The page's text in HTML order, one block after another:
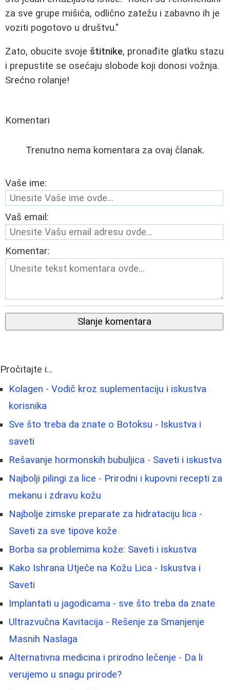
za sve grupe mišića, odlično zatežu i zabavno ih je
voziti pogotovo u društvu."
Zato, obucite svoje štitnike, pronađite glatku stazu
i prepustite se osećaju slobode koji donosi vožnja.
Srećno rolanje!
Komentari
Trenutno nema komentara za ovaj članak.
Vaše ime:
Vaš email:
Komentar:
Slanje komentara
Pročitajte i...
Kolagen - Vodič kroz suplementaciju i iskustva
korisnika
Sve što treba da znate o Botoksu - Iskustva i
saveti
Rešavanje hormonskih bubuljica - Saveti i iskustva
Najbolji pilingi za lice - Prirodni i kupovni recepti za
mekanu i zdravu kožu
Najbolje zimske preparate za hidrataciju lica -
Saveti za sve tipove kože
Borba sa problemima kože: Saveti i iskustva
Kako Ishrana Utječe na Kožu Lica - Iskustva i
Saveti
Implantati u jagodicama - sve što treba da znate
Ultrazvučna Kavitacija - Rešenje za Smanjenje
Masnih Naslaga
Alternativna medicina i prirodno lečenje - Da li
verujemo u snagu prirode?